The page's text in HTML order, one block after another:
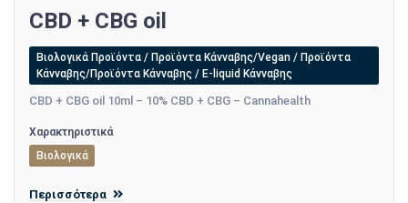
CBD + CBG oil
Βιολογικά Προϊόντα / Προϊόντα Κάνναβης/Vegan / Προϊόντα
Κάνναβης/Προϊόντα Κάνναβης / E-liquid Κάνναβης
CBD + CBG oil 10ml – 10% CBD + CBG – Cannahealth
Χαρακτηριστικά
Βιολογικά
Περισσότερα